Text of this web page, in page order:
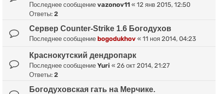
Последнее сообщение vazonov11 « 12 янв 2015, 12:50
Ответы: 2
Сервер Counter-Strike 1.6 Богодухов
Последнее сообщение bogodukhov « 11 ноя 2014, 04:23
Краснокутский дендропарк
Последнее сообщение Yuri « 26 окт 2014, 21:27
Ответы: 2
Богодуховская гать на Мерчике.